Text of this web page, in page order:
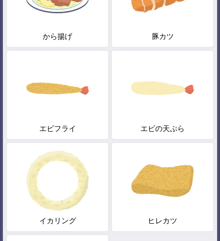
から揚げ 豚カツ
エビフライ エビの天ぷら
イカリング ヒレカツ